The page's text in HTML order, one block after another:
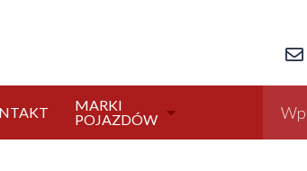
MARKI
POJAZDÓW